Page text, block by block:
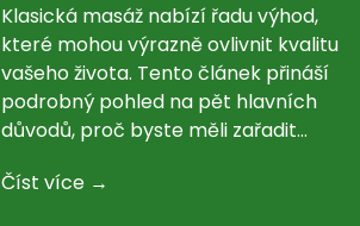
Klasická masáž nabízí řadu výhod,
které mohou výrazně ovlivnit kvalitu
vašeho života. Tento článek přináší
podrobný pohled na pět hlavních
důvodů, proč byste měli zařadit
stylu. Zjistíte, jak masáž může pomoct s
Číst více →